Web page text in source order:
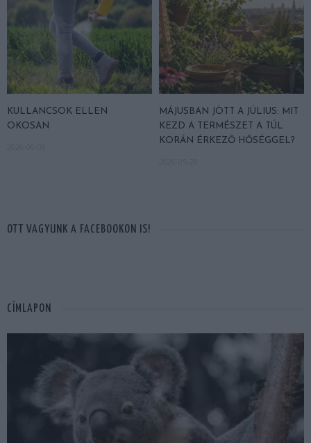
KULLANCSOK ELLEN
OKOSAN
MÁJUSBAN JÖTT A JÚLIUS: MIT
KEZD A TERMÉSZET A TÚL
KORÁN ÉRKEZŐ HŐSÉGGEL?
OTT VAGYUNK A FACEBOOKON IS!
CÍMLAPON